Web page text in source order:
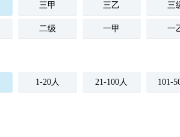
三甲 三乙 三
二级 一甲 一
1-20人 21-100人 101-